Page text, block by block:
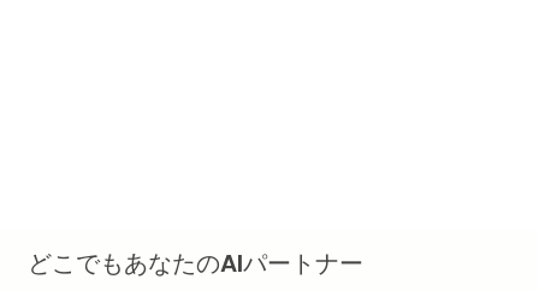
どこでもあなたのAIパートナー